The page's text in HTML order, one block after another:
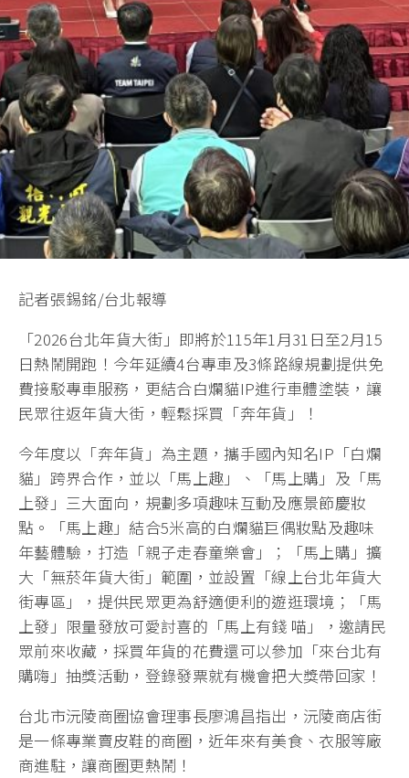
記者張錫銘/台北報導
「2026台北年貨大街」即將於115年1月31日至2月15
日熱鬧開跑！今年延續4台專車及3條路線規劃提供免
費接駁專車服務，更結合白爛貓IP進行車體塗裝，讓
民眾往返年貨大街，輕鬆採買「奔年貨」！
今年度以「奔年貨」為主題，攜手國內知名IP「白爛
貓」跨界合作，並以「馬上趣」、「馬上購」及「馬
上發」三大面向，規劃多項趣味互動及應景節慶妝
點。「馬上趣」結合5米高的白爛貓巨偶妝點及趣味
年藝體驗，打造「親子走春童樂會」；「馬上購」擴
大「無菸年貨大街」範圍，並設置「線上台北年貨大
街專區」，提供民眾更為舒適便利的遊逛環境；「馬
上發」限量發放可愛討喜的「馬上有錢 喵」，邀請民
眾前來收藏，採買年貨的花費還可以參加「來台北有
購嗨」抽獎活動，登錄發票就有機會把大獎帶回家！
台北市沅陵商圈協會理事長廖鴻昌指出，沅陵商店街
是一條專業賣皮鞋的商圈，近年來有美食、衣服等廠
商進駐，讓商圈更熱鬧！